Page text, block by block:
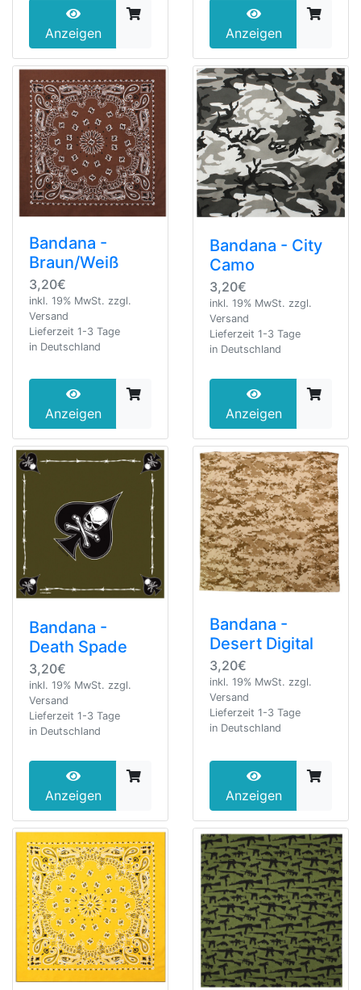
Anzeigen Anzeigen
Bandana -
Braun/Weiß
3,20€
inkl. 19% MwSt. zzgl.
Versand
Lieferzeit 1-3 Tage
in Deutschland
Anzeigen
Bandana - City
Camo
3,20€
inkl. 19% MwSt. zzgl.
Versand
Lieferzeit 1-3 Tage
in Deutschland
Anzeigen
Bandana -
Death Spade
3,20€
inkl. 19% MwSt. zzgl.
Versand
Lieferzeit 1-3 Tage
in Deutschland
Anzeigen
Bandana -
Desert Digital
3,20€
inkl. 19% MwSt. zzgl.
Versand
Lieferzeit 1-3 Tage
in Deutschland
Anzeigen